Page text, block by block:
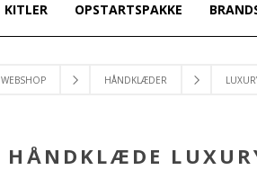
KITLER OPSTARTSPAKKE
WEBSHOP HÅNDKLÆDER
HÅNDKLÆDE